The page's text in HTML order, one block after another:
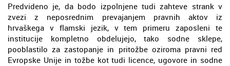
Predvideno je, da bodo izpolnjene tudi zahteve strank v
zvezi z neposrednim prevajanjem pravnih aktov iz
hrvaškega v flamski jezik, v tem primeru zaposleni te
institucije kompletno obdelujejo, tako sodne sklepe,
pooblastilo za zastopanje in pritožbe oziroma pravni red
Evropske Unije in tožbe kot tudi licence, ugovore in sodne